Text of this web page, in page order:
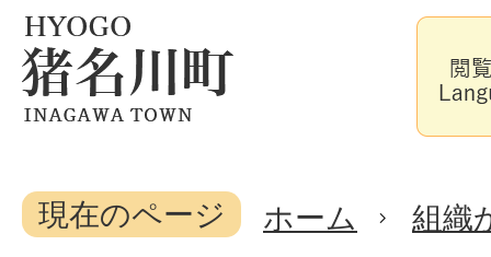
現在のページ ホーム 組織